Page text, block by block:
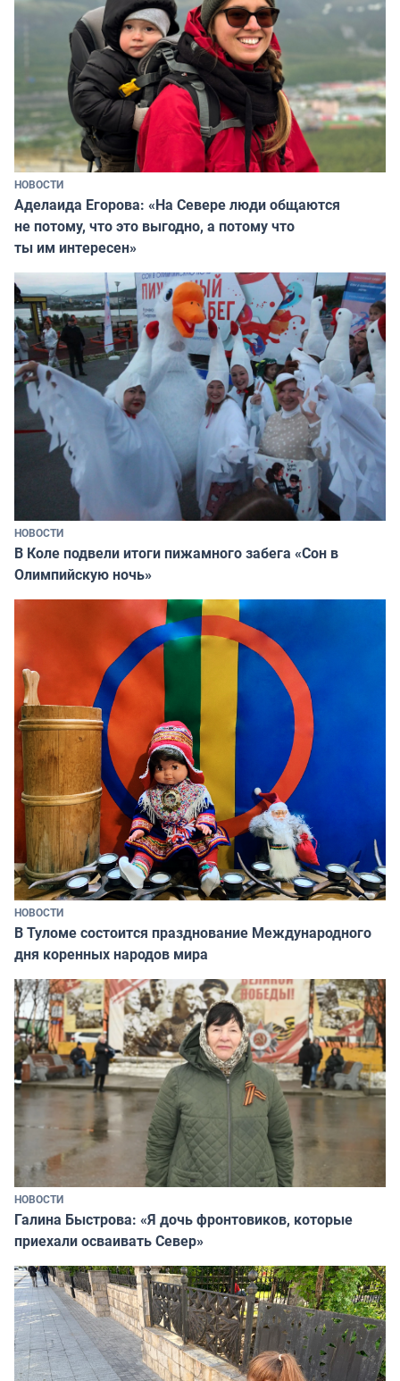
НОВОСТИ
Аделаида Егорова: «На Севере люди общаются
не потому, что это выгодно, а потому что
ты им интересен»
НОВОСТИ
В Коле подвели итоги пижамного забега «Сон в
Олимпийскую ночь»
НОВОСТИ
В Туломе состоится празднование Международного
дня коренных народов мира
НОВОСТИ
Галина Быстрова: «Я дочь фронтовиков, которые
приехали осваивать Север»